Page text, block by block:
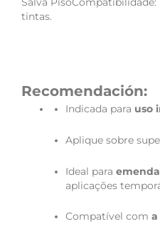
tintas.
Recomendación:
Indicada para uso
Aplique sobre
Ideal para
aplicações
Compatível com a